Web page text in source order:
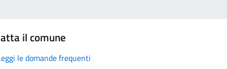
il comune
le domande frequenti